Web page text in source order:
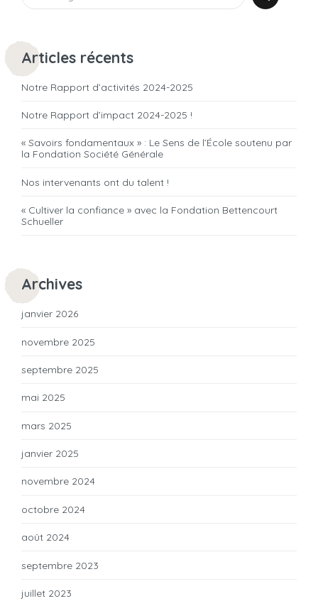
Articles récents
Notre Rapport d’activités 2024-2025
Notre Rapport d’impact 2024-2025 !
« Savoirs fondamentaux » : Le Sens de l’École soutenu par
la Fondation Société Générale
Nos intervenants ont du talent !
« Cultiver la confiance » avec la Fondation Bettencourt
Schueller
Archives
janvier 2026
novembre 2025
septembre 2025
mai 2025
mars 2025
janvier 2025
novembre 2024
octobre 2024
août 2024
septembre 2023
juillet 2023